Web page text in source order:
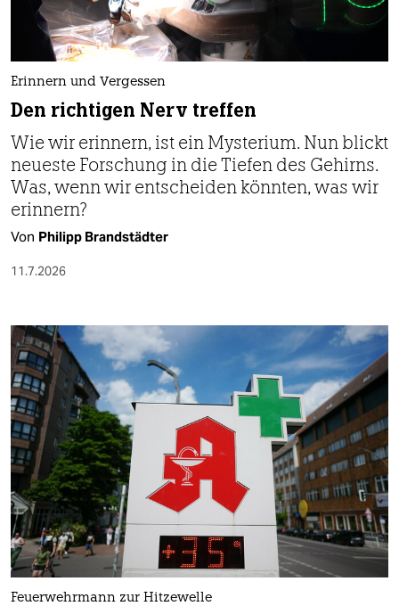
Erinnern und Vergessen
Den richtigen Nerv treffen
Wie wir erinnern, ist ein Mysterium. Nun blickt
neueste Forschung in die Tiefen des Gehirns.
Was, wenn wir entscheiden könnten, was wir
erinnern?
Von Philipp Brandstädter
11.7.2026
Feuerwehrmann zur Hitzewelle